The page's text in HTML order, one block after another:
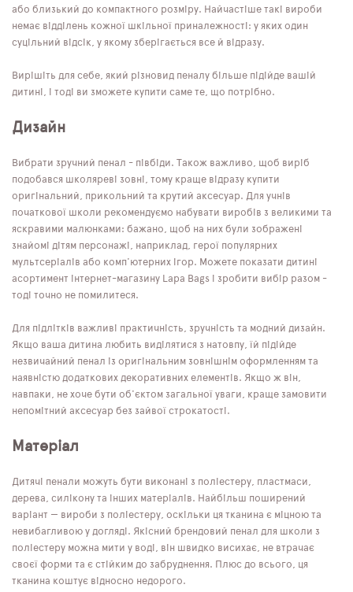
або близький до компактного розміру. Найчастіше такі вироби
немає відділень кожної шкільної приналежності: у яких один
суцільний відсік, у якому зберігається все й відразу.
Вирішіть для себе, який різновид пеналу більше підійде вашій
дитині, і тоді ви зможете купити саме те, що потрібно.
Дизайн
Вибрати зручний пенал - півбіди. Також важливо, щоб виріб
подобався школяреві зовні, тому краще відразу купити
оригінальний, прикольний та крутий аксесуар. Для учнів
початкової школи рекомендуємо набувати виробів з великими та
яскравими малюнками: бажано, щоб на них були зображені
знайомі дітям персонажі, наприклад, герої популярних
мультсеріалів або комп'ютерних ігор. Можете показати дитині
асортимент інтернет-магазину Lapa Bags і зробити вибір разом -
тоді точно не помилитеся.
Для підлітків важливі практичність, зручність та модний дизайн.
Якщо ваша дитина любить виділятися з натовпу, їй підійде
незвичайний пенал із оригінальним зовнішнім оформленням та
наявністю додаткових декоративних елементів. Якщо ж він,
навпаки, не хоче бути об'єктом загальної уваги, краще замовити
непомітний аксесуар без зайвої строкатості.
Матеріал
Дитячі пенали можуть бути виконані з поліестеру, пластмаси,
дерева, силікону та інших матеріалів. Найбільш поширений
варіант — вироби з поліестеру, оскільки ця тканина є міцною та
невибагливою у догляді. Якісний брендовий пенал для школи з
поліестеру можна мити у воді, він швидко висихає, не втрачає
своєї форми та є стійким до забруднення. Плюс до всього, ця
тканина коштує відносно недорого.